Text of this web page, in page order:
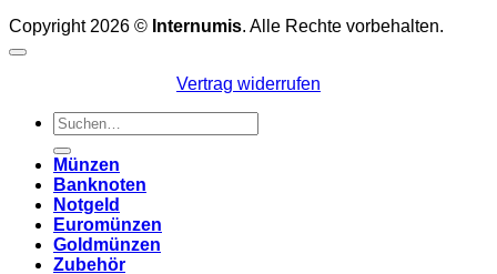
Copyright 2026 © Internumis. Alle Rechte vorbehalten.
Vertrag widerrufen
Suchen
nach:
Münzen
Banknoten
Notgeld
Euromünzen
Goldmünzen
Zubehör